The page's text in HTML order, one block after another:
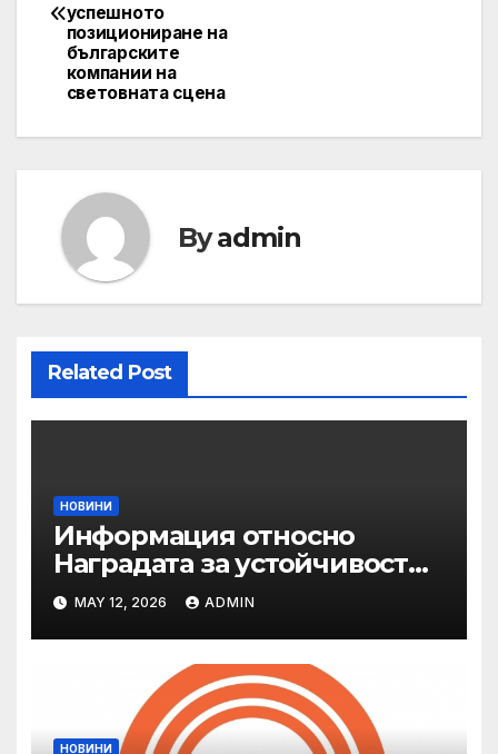
успешното
позициониране на
българските
компании на
световната сцена
Byadmin
Related Post
НОВИНИ
Информация относно
Наградата за устойчивост
на ОАЕ „Зайед“
MAY 12, 2026 ADMIN
НОВИНИ